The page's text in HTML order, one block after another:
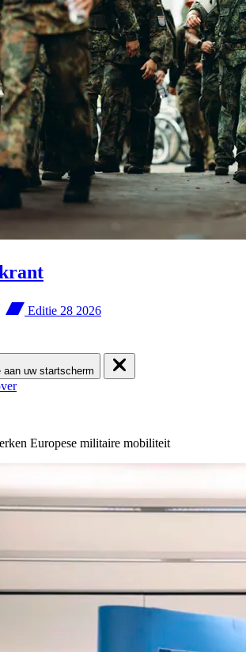
Editie 28 2026
aan uw startscherm
Europese militaire mobiliteit